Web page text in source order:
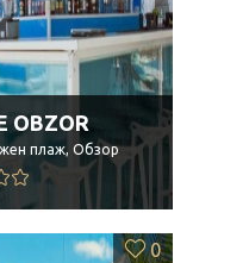
OBZOR
плаж, Обзор
0